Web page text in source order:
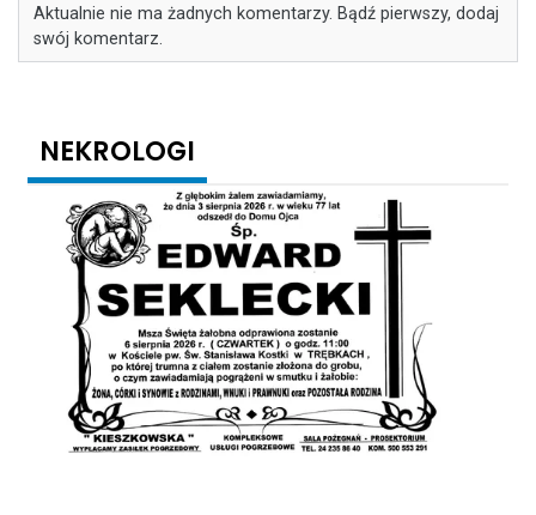
Aktualnie nie ma żadnych komentarzy. Bądź pierwszy, dodaj
swój komentarz.
NEKROLOGI